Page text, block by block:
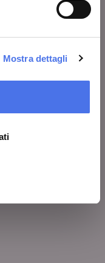
Mostra dettagli